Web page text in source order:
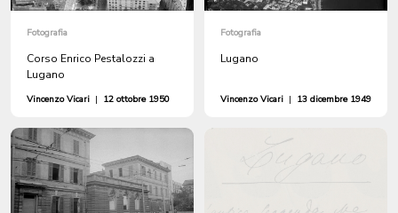
Fotografia
Corso Enrico Pestalozzi a
Lugano
Vincenzo Vicari | 12 ottobre 1950
Fotografia
Lugano
Vincenzo Vicari | 13 dicembre 1949